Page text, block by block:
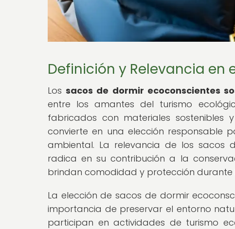
Definición y Relevancia en
Lossacos de dormir ecoconscientes
entre los amantes del turismo
fabricados con materiales sostenibles
convierte en una elección responsable
ambiental. La relevancia de los sacos
radica en su contribución a la
brindan comodidad y protección durante
La elección de sacos de dormir
importancia de preservar el entorno
participan en actividades de turismo